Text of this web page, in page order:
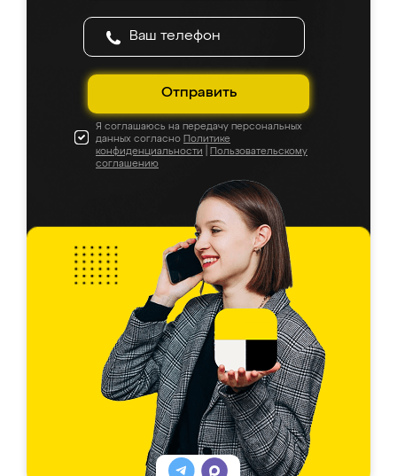
Отправить
Я соглашаюсь на передачу персональных
данных согласно Политике
конфиденциальности
Пользовательскому
соглашению